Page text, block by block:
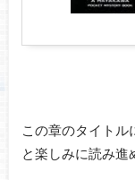
この章のタイトル
と楽しみに読み進